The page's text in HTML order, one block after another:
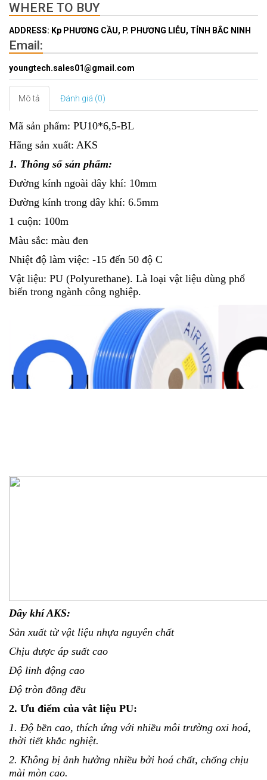
WHERE TO BUY
ADDRESS: Kp PHƯƠNG CẦU, P. PHƯƠNG LIỄU, TỈNH BẮC NINH
Email:
youngtech.sales01@gmail.com
Mô tả Đánh giá (0)
Mã sản phẩm: PU10*6,5-BL
Hãng sản xuất: AKS
1. Thông số sản phẩm:
Đường kính ngoài dây khí: 10mm
Đường kính trong dây khí: 6.5mm
1 cuộn: 100m
Màu sắc: màu đen
Nhiệt độ làm việc: -15 đến 50 độ C
Vật liệu: PU (Polyurethane). Là loại vật liệu dùng phổ
biến trong ngành công nghiệp.
Dây khí AKS:
Sản xuất từ vật liệu nhựa nguyên chất
Chịu được áp suất cao
Độ linh động cao
Độ tròn đồng đều
2. Ưu điểm của vât liệu PU:
1. Độ bền cao, thích ứng với nhiều môi trường oxi hoá,
thời tiết khắc nghiệt.
2. Không bị ảnh hưởng nhiều bởi hoá chất, chống chịu
mài mòn cao.